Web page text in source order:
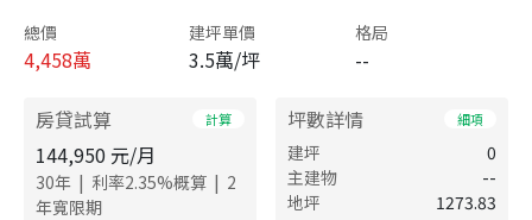
總價
4,458萬
建坪單價
3.5萬/坪
格局
--
房貸試算 計算
144,950 元/月
30年 | 利率2.35%概算 | 2
年寬限期
坪數詳情 細項
建坪
0
主建物
--
地坪
1273.83